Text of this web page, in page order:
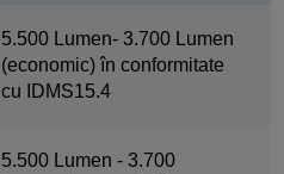
5.500 Lumen- 3.700 Lumen
(economic) în conformitate
cu IDMS15.4
5.500 Lumen - 3.700